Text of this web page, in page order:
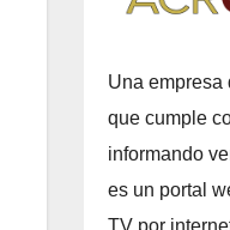
Una empresa
que cumple
informando
es un portal
TV por